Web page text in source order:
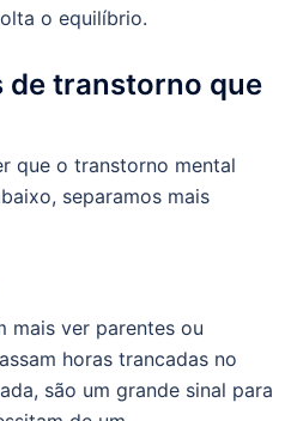
o equilíbrio.
de transtorno que
que o transtorno mental
separamos mais
mais ver parentes ou
horas trancadas no
são um grande sinal para